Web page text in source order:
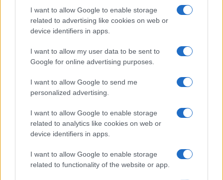
I want to allow Google to enable storage
related to advertising like cookies on web or
device identifiers in apps.
I want to allow my user data to be sent to
Google for online advertising purposes.
I want to allow Google to send me
personalized advertising.
I want to allow Google to enable storage
related to analytics like cookies on web or
device identifiers in apps.
I want to allow Google to enable storage
related to functionality of the website or app.
Continua a leggere